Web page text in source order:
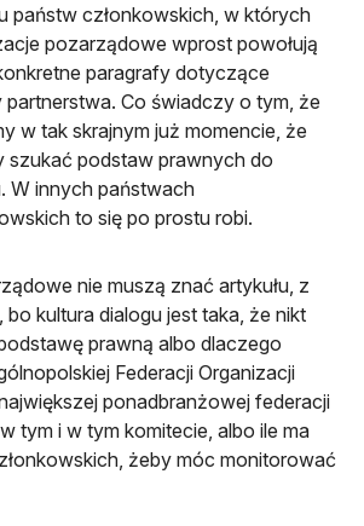
państw członkowskich, w których
pozarządowe wprost powołują
paragrafy dotyczące
partnerstwa. Co świadczy o tym, że
w tak skrajnym już momencie, że
szukać podstaw prawnych do
W innych państwach
to się po prostu robi.
nie muszą znać artykułu, z
kultura dialogu jest taka, że nikt
prawną albo dlaczego
Federacji Organizacji
ponadbranżowej federacji
tym i w tym komitecie, albo ile ma
żeby móc monitorować